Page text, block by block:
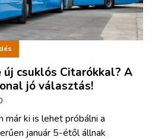
csuklós Citarókkal? A
jó választás!
ki is lehet próbálni a
január 5-étől állnak